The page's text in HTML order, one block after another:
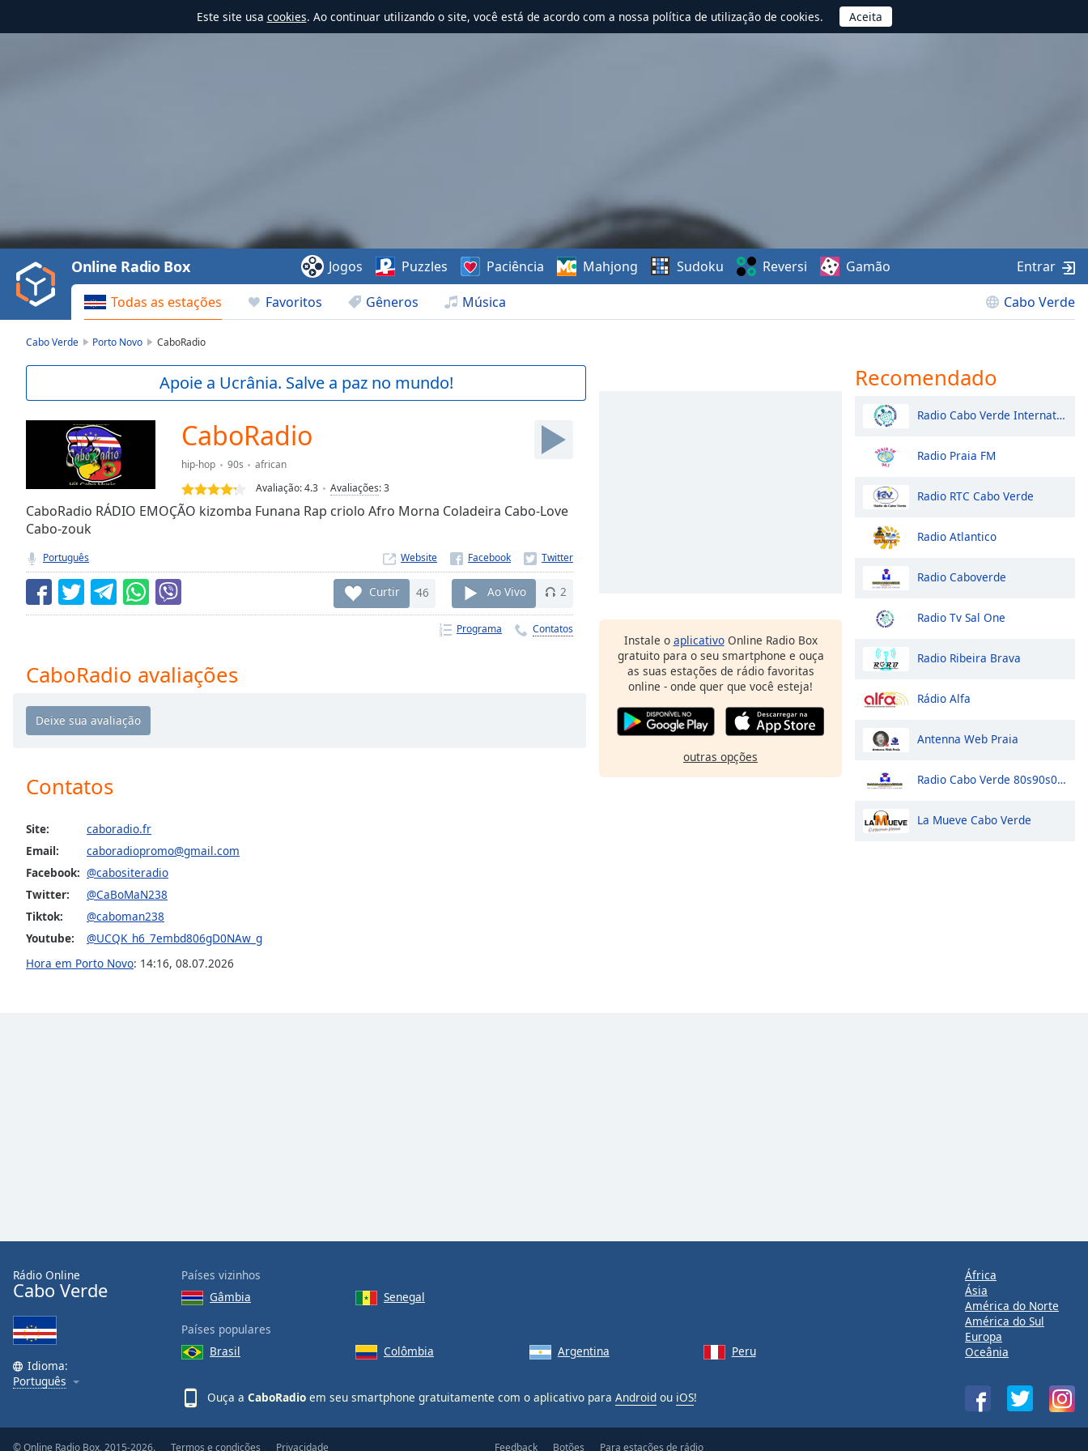
Este site usa cookies. Ao continuar utilizando o site, você está de acordo com a nossa política de utilização de cookies.
Play
Video
Play
Backward
Skip
Current
Duration-:-
Stream
TypeLIVE
Seek to
currently
behind
LIVE
Remaining
Time-
Playback
Chapters
Descriptions
descriptions
selected
Subtitles
subtitles
settings
opens
subtitles
window.
dialog
window.
Escape
and
Todas as estações Favoritos Gêneros Música Cabo Verde
Online Radio Box Jogos Puzzles Paciência Mahjong Sudoku Reversi Gamão Entrar
Cabo Verde Porto Novo СaboRadio
Apoie a Ucrânia. Salve a paz no mundo!
СaboRadio
hip-hop 90s
african
Avaliação:4.3 Avaliações:3
CaboRadio RÁDIO EMOÇÃO kizomba Funana Rap criolo Afro Morna Coladeira Cabo-Love
Cabo-zouk
Português Website
Curtir 46 Ao Vivo 2
Programa Contatos
СaboRadio avaliações
Contatos
Site:
caboradio.fr
Email:
caboradiopromo@gmail.com
Facebook: @cabositeradio
Twitter:
@CaBoMaN238
Tiktok:
@caboman238
Youtube:
@UCQK_h6_7embd806gD0NAw_g
Hora em Porto Novo: 14:16, 08.07.2026
Instale o aplicativoOnline Radio Box
gratuito para o seu smartphone e ouça
as suas estações de rádio favoritas
online - onde quer que você esteja!
outras opções
Recomendado
Radio Cabo Verde International
Radio Praia FM
Radio RTC Cabo Verde
Radio Atlantico
Radio Caboverde
Radio Tv Sal One
Radio Ribeira Brava
Rádio Alfa
Antenna Web Praia
Radio Cabo Verde 80s90s00s
La Mueve Cabo Verde
Rádio Online
Cabo Verde
Idioma:
Português
Países vizinhos
Gâmbia
Senegal
Países populares
Brasil
Colômbia Argentina Peru
Ouça a СaboRadio em seu smartphone gratuitamente com o aplicativo para Android ou iOS!
África
Ásia
América do Norte
América do Sul
Europa
Oceânia
© Online Radio Box, 2015-2026. Termos e condições Privacidade Feedback Botões Para estações de rádio